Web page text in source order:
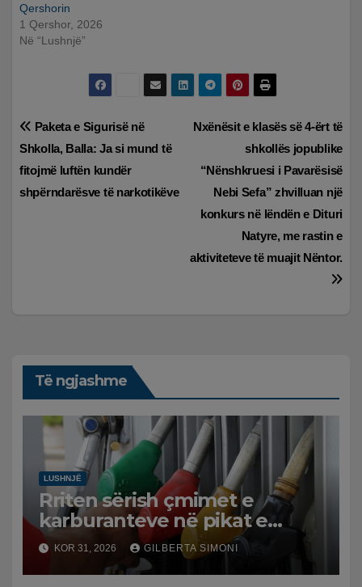
Qershorin
1 Qershor, 2026
Në “Lushnjë”
Lëvizje
te
postimet
Nxënësit e klasës së 4-ërt të
shkollës jopublike
“Nënshkruesi i Pavarësisë
Nebi Sefa” zhvilluan një
konkurs në lëndën e Dituri
Natyre, me rastin e
aktiviteteve të muajit Nëntor.
Paketa e Sigurisë në
Shkolla, Balla: Ja si mund të
fitojmë luftën kundër
shpërndarësve të narkotikëve
Të ngjashme
LUSHNJË
Rriten sërish çmimet e
karburanteve në pikat e
karburanteve në Lushnjë.
Tensionet në Lindjen e
Mesme shtrenjtojnë naftën
KOR 31, 2026 GILBERTA SIMONI